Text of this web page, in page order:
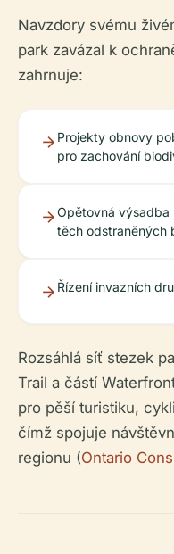
Navzdory svému
park zavázal k
zahrnuje:
Projekty obnovy
pro zachování
Opětovná výsadba
těch odstraněných
Řízení invazních
Rozsáhlá síť stezek
Trail a částí
pro pěší turistiku,
čímž spojuje
regionu (Ontario